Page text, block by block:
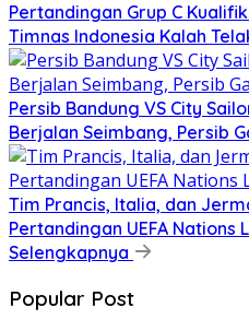
Pertandingan Grup C
Timnas Indonesia Kalah
Persib Bandung VS City
Berjalan Seimbang, Persib
Tim Prancis, Italia, dan
Pertandingan UEFA Nations
Selengkapnya
Popular Post